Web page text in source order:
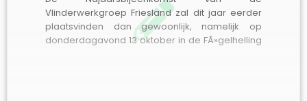
Vlinderwerkgroep Friesland zal dit jaar eerder
plaatsvinden dan gewoonlijk, namelijk op
donderdagavond 13 oktober in de FÃ»gelhelling